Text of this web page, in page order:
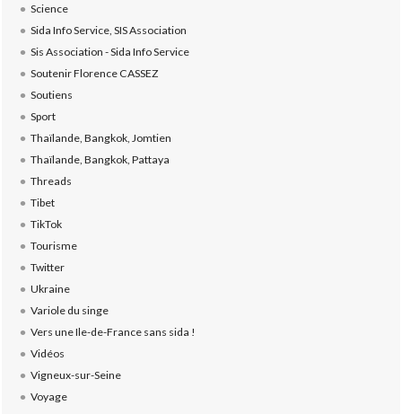
Science
Sida Info Service, SIS Association
Sis Association - Sida Info Service
Soutenir Florence CASSEZ
Soutiens
Sport
Thaïlande, Bangkok, Jomtien
Thaïlande, Bangkok, Pattaya
Threads
Tibet
TikTok
Tourisme
Twitter
Ukraine
Variole du singe
Vers une Ile-de-France sans sida !
Vidéos
Vigneux-sur-Seine
Voyage